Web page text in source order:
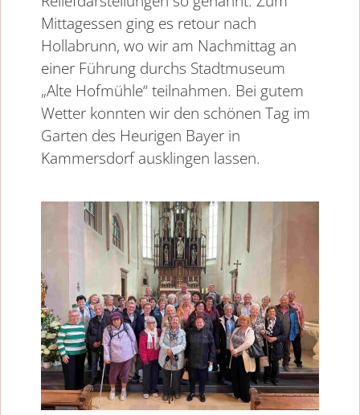
Mittagessen ging es retour nach
Hollabrunn, wo wir am Nachmittag an
einer Führung durchs Stadtmuseum
„Alte Hofmühle“ teilnahmen. Bei gutem
Wetter konnten wir den schönen Tag im
Garten des Heurigen Bayer in
Kammersdorf ausklingen lassen.